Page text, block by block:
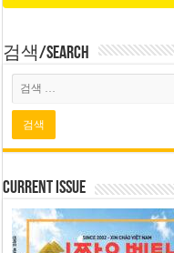
검색/Search
Current Issue